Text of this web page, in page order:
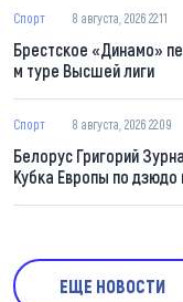
Спорт 8 августа, 2026 22:11
Брестское «Динамо»
м туре Высшей лиги
Спорт 8 августа, 2026 22:09
Белорус Григорий
Кубка Европы по дзюдо
ЕЩЕ НОВОСТИ